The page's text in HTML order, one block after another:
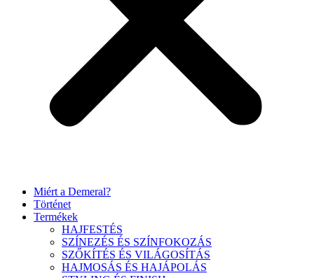
Miért a Demeral?
Történet
Termékek
HAJFESTÉS
SZÍNEZÉS ÉS SZÍNFOKOZÁS
SZŐKÍTÉS ÉS VILÁGOSÍTÁS
HAJMOSÁS ÉS HAJÁPOLÁS